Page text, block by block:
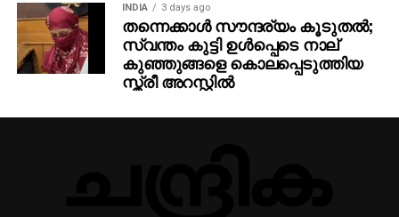
INDIA 3 days ago
തന്നെക്കാള്‍ സൗന്ദര്യം കൂടുതല്‍;
സ്വന്തം കുട്ടി ഉള്‍പ്പെടെ നാല്
കുഞ്ഞുങ്ങളെ കൊലപ്പെടുത്തിയ
സ്ത്രീ അറസ്റ്റില്‍